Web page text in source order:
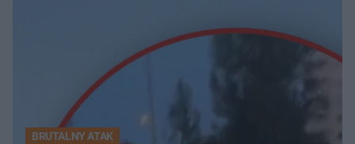
BRUTALNY ATAK